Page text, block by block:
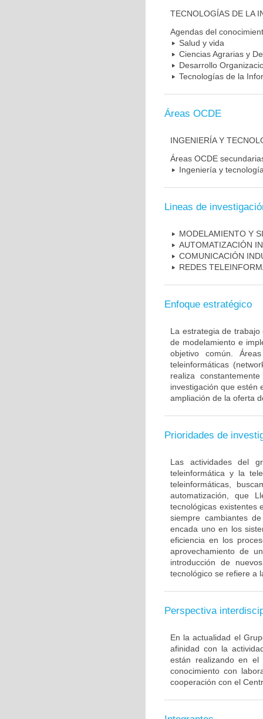
TECNOLOGÍAS DE LA
Agendas del
Salud y vida
Ciencias Agrarias y
Desarrollo
Tecnologías de la
Áreas OCDE
INGENIERÍA Y
Áreas OCDE
Ingeniería y
Lineas de
MODELAMIENTO Y
AUTOMATIZACIÓN
COMUNICACIÓN
REDES
Enfoque estratégico
La estrategia de
de modelamiento e
objetivo común.
teleinformáticas
realiza
investigación que estén
ampliación de la oferta
Prioridades de
Las actividades del
teleinformática y la
teleinformáticas,
automatización, que
tecnológicas existentes
siempre cambiantes
encada uno en los
eficiencia en los
aprovechamiento de
introducción de
tecnológico se refiere a
Perspectiva
En la actualidad el
afinidad con la
están realizando en el
conocimiento con
cooperación con el